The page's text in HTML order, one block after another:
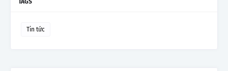
TAGS
Tin tức